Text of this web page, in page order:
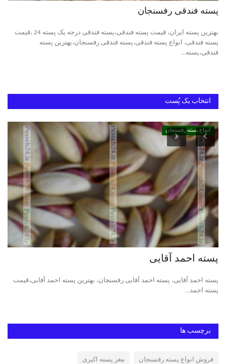
بهترین پسته ایران
پسته فندقی رفسنجان
بهترین پسته ایران، قیمت پسته فندقی،پسته فندقی درجه یک پسته 24 ،قیمت
پسته فندقی، انواع پسته فندقی،پسته فندقی رفسنجان،بهترین پسته
فندقی،پسته...
انتخاب یک پُست
انواع پسته رفسنجان
پسته احمد آقایی
پسته احمد آقایی، پسته احمد آقایی رفسنجان، بهترین پسته احمد آقایی،قیمت
پسته احمد...
برچسب ها
فروش انواع پسته رفسنجان مغز پسته اکبری